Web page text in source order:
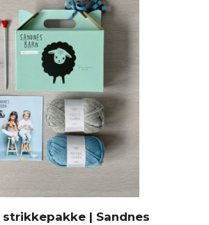
strikkepakke | Sandnes